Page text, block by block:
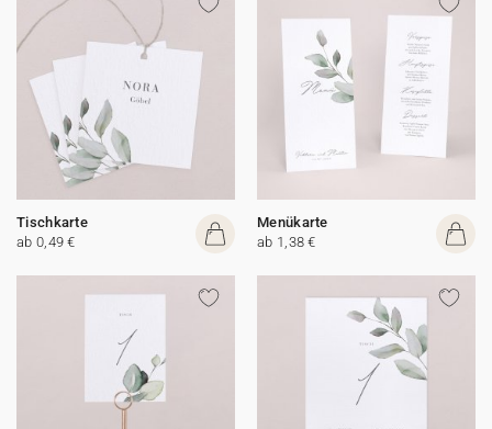
Tischkarte
ab 0,49 €
Menükarte
ab 1,38 €